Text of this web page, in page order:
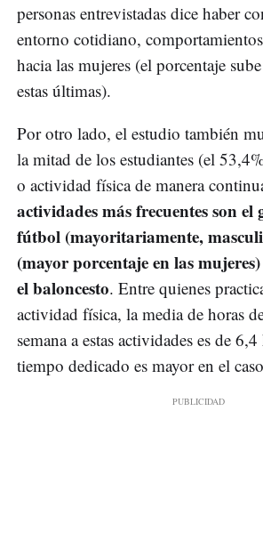
personas entrevistadas dice haber
entorno cotidiano,
hacia las mujeres (el porcentaje
estas últimas).
Por otro lado, el estudio también
la mitad de los estudiantes (el
o actividad física de manera
actividades más frecuentes son el
fútbol (mayoritariamente,
(mayor porcentaje en las
el baloncesto. Entre quienes
actividad física, la media de horas
semana a estas actividades es de
tiempo dedicado es mayor en el